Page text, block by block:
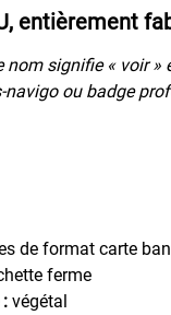
entièrement
nom signifie « voir
ou badge
de format carte
ferme
végétal